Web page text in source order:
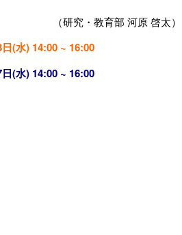
（研究・教育部 河原 啓太）
(水) 14:00 ~ 16:00
(水) 14:00 ~ 16:00